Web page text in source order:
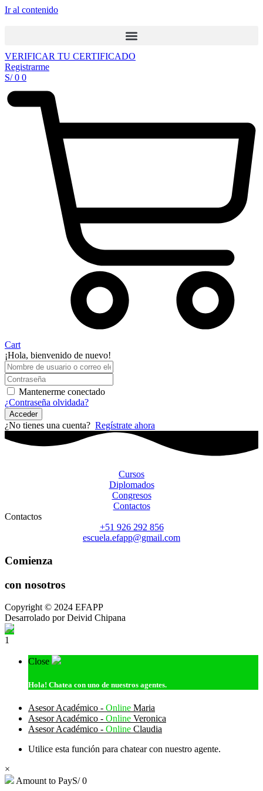
Ir al contenido
VERIFICAR TU CERTIFICADO
Registrarme
S/0 0
Cart
¡Hola, bienvenido de nuevo!
Mantenerme conectado
¿Contraseña olvidada?
Acceder
¿No tienes una cuenta? Regístrate ahora
Cursos
Diplomados
Congresos
Contactos
Contactos
+51 926 292 856
escuela.efapp@gmail.com
Comienza
con nosotros
Copyright © 2024 EFAPP
Desarrolado por Deivid Chipana
1
Close
Hola! Chatea con uno de nuestros agentes.
Asesor Académico - Online Maria
Asesor Académico - Online Veronica
Asesor Académico - Online Claudia
Utilice esta función para chatear con nuestro agente.
×
Amount to PayS/0